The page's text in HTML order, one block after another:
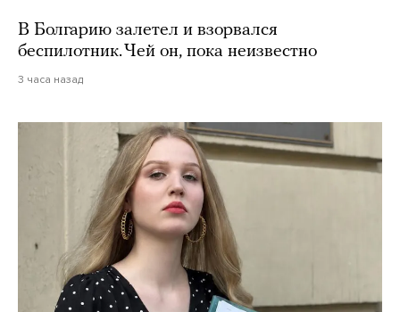
В Болгарию залетел и взорвался
беспилотник. Чей он, пока неизвестно
3 часа назад